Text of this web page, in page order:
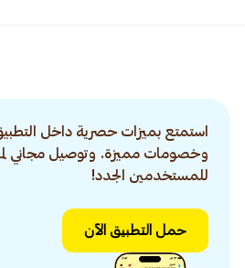
استمتع بميزات حصرية داخل
وخصومات مميزة. وتوصيل مجاني
للمستخدمين الجدد!
حمل التطبيق الآن